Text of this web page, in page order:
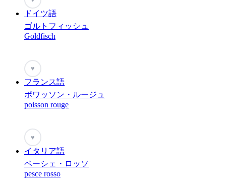
ドイツ語
ゴルトフィッシュ
Goldfisch
♥
フランス語
ポワッソン・ルージュ
poisson rouge
♥
イタリア語
ペーシェ・ロッソ
pesce rosso